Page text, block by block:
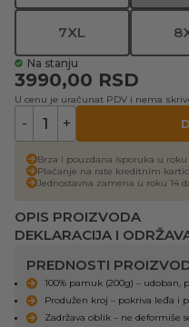
7XL
Na stanju
3990,00 RSD
U cenu je uračunat PDV i nema
- +
Brza i pouzdana isporuka u roku
Plaćanje na rate kreditnim
Jednostavna zamena u roku 14
OPIS PROIZVODA
DEKLARACIJA I
PREDNOSTI
100% pamuk (200g) – udoban,
Produžen kroj – pokriva leđa i
Zadržava oblik – ne deformiše